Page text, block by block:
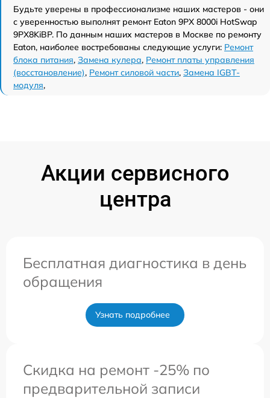
Будьте уверены в профессионализме наших мастеров - они
с уверенностью выполнят ремонт Eaton 9PX 8000i HotSwap
9PX8KiBP. По данным наших мастеров в Москве по ремонту
Eaton, наиболее востребованы следующие услуги: Ремонт
блока питания, Замена кулера, Ремонт платы управления
(восстановление), Ремонт силовой части, Замена IGBT-
модуля,
Акции сервисного
центра
Бесплатная диагностика в день
обращения
Узнать подробнее
Скидка на ремонт -25% по
предварительной записи